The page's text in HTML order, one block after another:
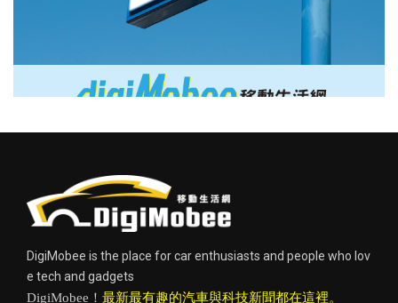
DigiMobee is the place for car enthusiasts and people who lov
e tech and gadgets
DigiMobee！ 最新最有趣的汽車與科技新聞都在這裡。